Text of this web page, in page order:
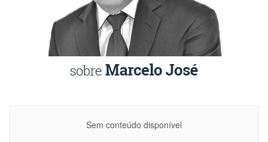
Sem conteúdo disponível